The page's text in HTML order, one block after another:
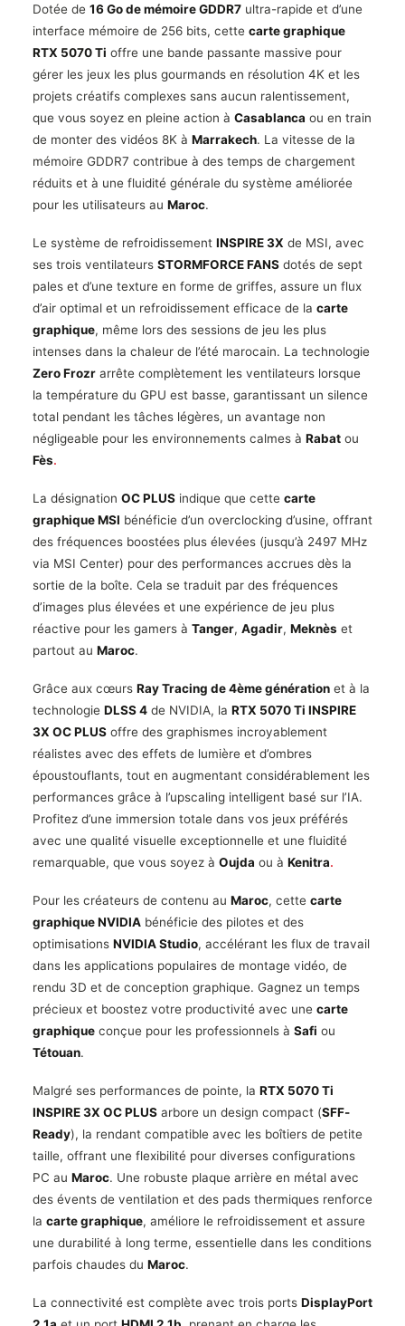
Dotée de 16 Go de mémoire GDDR7 ultra-rapide et d’une
interface mémoire de 256 bits, cette carte graphique
RTX 5070 Ti offre une bande passante massive pour
gérer les jeux les plus gourmands en résolution 4K et les
projets créatifs complexes sans aucun ralentissement,
que vous soyez en pleine action à Casablanca ou en train
de monter des vidéos 8K à Marrakech. La vitesse de la
mémoire GDDR7 contribue à des temps de chargement
réduits et à une fluidité générale du système améliorée
pour les utilisateurs au Maroc.
Le système de refroidissement INSPIRE 3X de MSI, avec
ses trois ventilateurs STORMFORCE FANS dotés de sept
pales et d’une texture en forme de griffes, assure un flux
d’air optimal et un refroidissement efficace de la carte
graphique, même lors des sessions de jeu les plus
intenses dans la chaleur de l’été marocain. La technologie
Zero Frozr arrête complètement les ventilateurs lorsque
la température du GPU est basse, garantissant un silence
total pendant les tâches légères, un avantage non
négligeable pour les environnements calmes à Rabat ou
Fès.
La désignation OC PLUS indique que cette carte
graphique MSI bénéficie d’un overclocking d’usine, offrant
des fréquences boostées plus élevées (jusqu’à 2497 MHz
via MSI Center) pour des performances accrues dès la
sortie de la boîte. Cela se traduit par des fréquences
d’images plus élevées et une expérience de jeu plus
réactive pour les gamers à Tanger, Agadir, Meknès et
partout au Maroc.
Grâce aux cœurs Ray Tracing de 4ème génération et à la
technologie DLSS 4 de NVIDIA, la RTX 5070 Ti INSPIRE
3X OC PLUS offre des graphismes incroyablement
réalistes avec des effets de lumière et d’ombres
époustouflants, tout en augmentant considérablement les
performances grâce à l’upscaling intelligent basé sur l’IA.
Profitez d’une immersion totale dans vos jeux préférés
avec une qualité visuelle exceptionnelle et une fluidité
remarquable, que vous soyez à Oujda ou à Kenitra.
Pour les créateurs de contenu au Maroc, cette carte
graphique NVIDIA bénéficie des pilotes et des
optimisations NVIDIA Studio, accélérant les flux de travail
dans les applications populaires de montage vidéo, de
rendu 3D et de conception graphique. Gagnez un temps
précieux et boostez votre productivité avec une carte
graphique conçue pour les professionnels à Safi ou
Tétouan.
Malgré ses performances de pointe, la RTX 5070 Ti
INSPIRE 3X OC PLUS arbore un design compact (SFF-
Ready), la rendant compatible avec les boîtiers de petite
taille, offrant une flexibilité pour diverses configurations
PC au Maroc. Une robuste plaque arrière en métal avec
des évents de ventilation et des pads thermiques renforce
la carte graphique, améliore le refroidissement et assure
une durabilité à long terme, essentielle dans les conditions
parfois chaudes du Maroc.
La connectivité est complète avec trois ports DisplayPort